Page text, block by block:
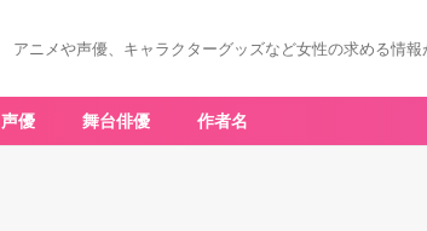
アニメや声優、キャラクターグッズなど女性の求める情報
声優 舞台俳優 作者名